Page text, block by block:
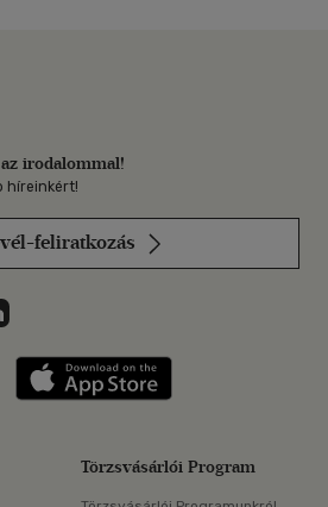
irodalommal!
híreinkért!
feliratkozás
on
Instagramon
Libri a LinkedInen
applikáció Szerezd meg: Google
Törzsvásárlói Program